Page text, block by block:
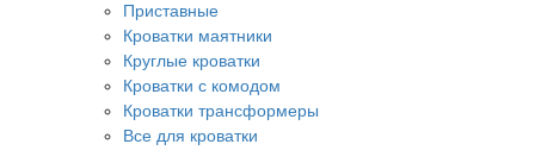
Приставные
Кроватки маятники
Круглые кроватки
Кроватки с комодом
Кроватки трансформеры
Все для кроватки